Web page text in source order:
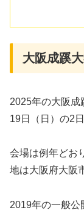
大阪成蹊
2025年の大阪成
19日（日）の2日
会場は例年どお
地は大阪府大阪
2019年の一般公